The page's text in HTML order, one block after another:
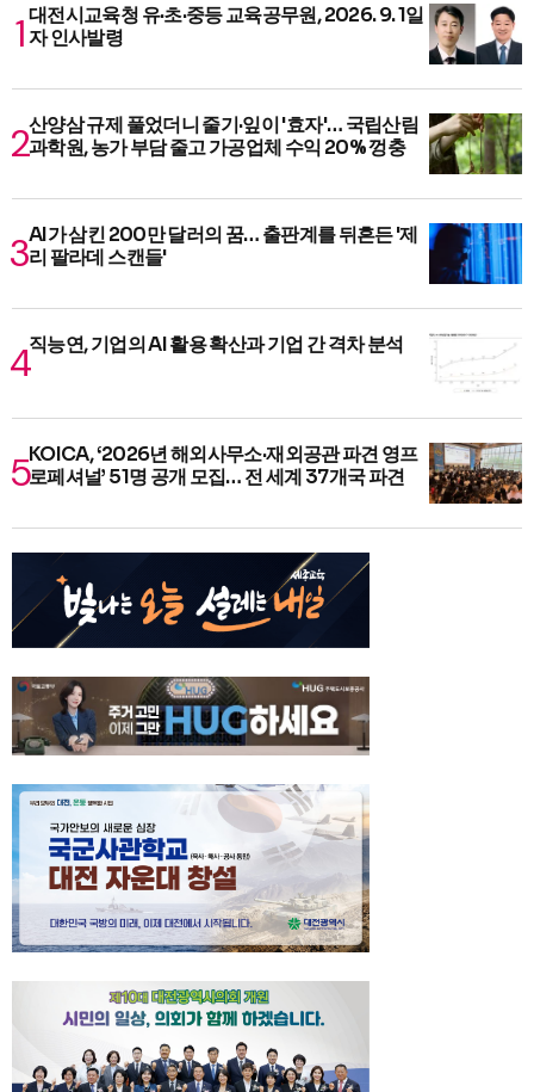
대전시교육청 유·초·중등 교육공무원, 2026. 9. 1일
자 인사발령
산양삼 규제 풀었더니 줄기·잎이 '효자'… 국립산림
과학원, 농가 부담 줄고 가공업체 수익 20% 껑충
AI가 삼킨 200만 달러의 꿈… 출판계를 뒤흔든 '제
리 팔라데 스캔들'
직능연, 기업의 AI 활용 확산과 기업 간 격차 분석
KOICA, ‘2026년 해외사무소·재외공관 파견 영프
로페셔널’ 51명 공개 모집… 전 세계 37개국 파견